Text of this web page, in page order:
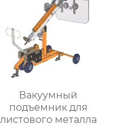
Вакуумный
подъемник для
листового металла